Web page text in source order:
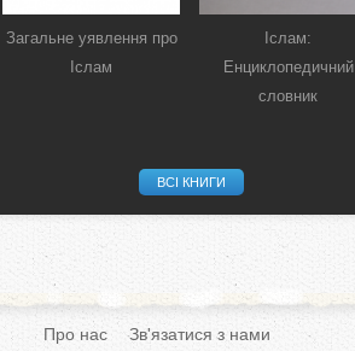
Загальне уявлення про
Іслам
Іслам:
Енциклопедичний
словник
ВСІ КНИГИ
Про нас Зв'язатися з нами